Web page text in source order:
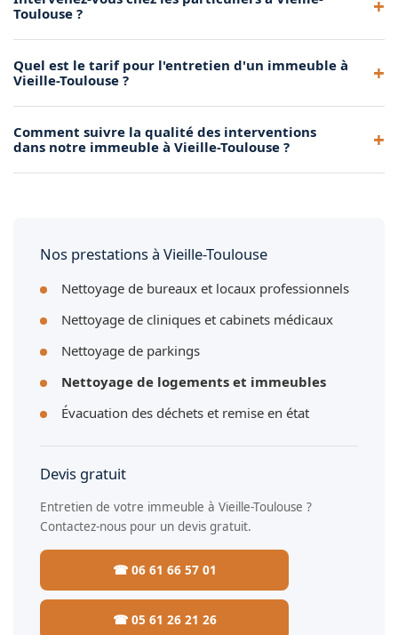
Toulouse ?
nettoyage pour les particuliers à Vieille-Toulouse : ménage
Quel est le tarif pour l'entretien d'un immeuble à
Vieille-Toulouse ?
parties communes et de la fréquence souhaitée. Devis
Comment suivre la qualité des interventions
dans notre immeuble à Vieille-Toulouse ?
Nos prestations à Vieille-Toulouse
Nettoyage de bureaux et locaux professionnels
Nettoyage de cliniques et cabinets médicaux
Nettoyage de parkings
Nettoyage de logements et immeubles
Évacuation des déchets et remise en état
Devis gratuit
Entretien de votre immeuble à Vieille-Toulouse ?
Contactez-nous pour un devis gratuit.
☎ 06 61 66 57 01
☎ 05 61 26 21 26